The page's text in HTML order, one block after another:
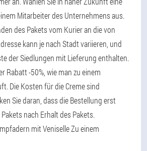
Mitarbeiter des Unternehmens aus.
des Pakets vom Kurier an die von
kann je nach Stadt variieren, und
der Siedlungen mit Lieferung enthalten.
Rabatt -50%, wie man zu einem
Die Kosten für die Creme sind
Sie daran, dass die Bestellung erst
nach Erhalt des Pakets.
mit Veniselle Zu einem